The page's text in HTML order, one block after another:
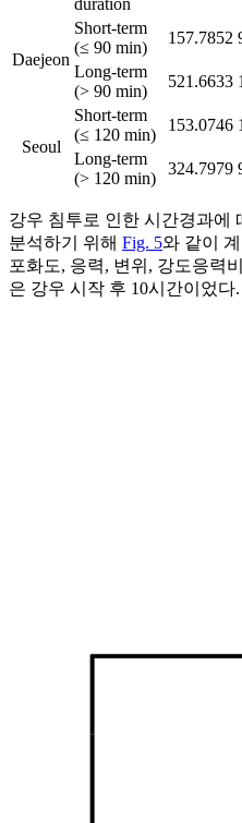
duration
Daejeon
Short-term
(≤ 90 min)
157.7852
Long-term
(> 90 min)
521.6633
Seoul
Short-term
(≤ 120 min)
153.0746
Long-term
(> 120 min)
324.7979
강우 침투로 인한 시간경과에
분석하기 위해 Fig. 5와 같이
포화도, 응력, 변위, 강도응력
은 강우 시작 후 10시간이었다.